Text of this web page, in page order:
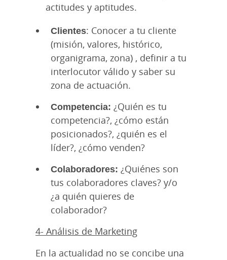
actitudes y aptitudes.
Clientes: Conocer a tu cliente
(misión, valores, histórico,
organigrama, zona) , definir a tu
interlocutor válido y saber su
zona de actuación.
Competencia: ¿Quién es tu
competencia?, ¿cómo están
posicionados?, ¿quién es el
líder?, ¿cómo venden?
Colaboradores: ¿Quiénes son
tus colaboradores claves? y/o
¿a quién quieres de
colaborador?
4- Análisis de Marketing
En la actualidad no se concibe una